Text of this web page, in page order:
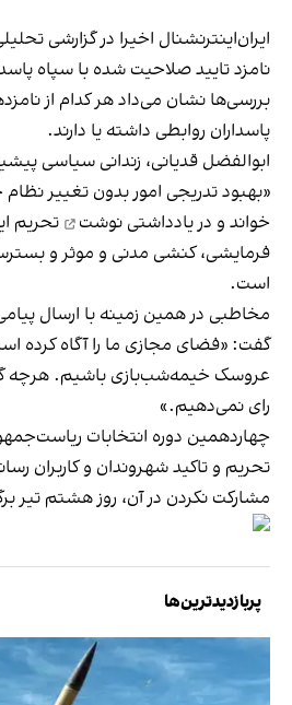
ایران‌اینترنشنال اخیرا در گزارشی
نامزد تایید صلاحیت شده با سپاه
بررسی‌ها نشان می‌داد هر کدام از
پاسداران روابطی داشته یا دارند.
ابوالفضل قدیانی، زندانی سیاسی
«بهبود تدریجی امور بدون تغییر نظام
خواند و در یادداشتی نوشت
تحریم
فرمایشی، کنشی مدنی و موثر و
است.
مخاطبی در همین زمینه با ارسال پیامی
گفت: «فضای مجازی ما را آگاه کرده
عروسک خیمه‌شب‌بازی باشیم. هرچه
رای نمی‌دهیم.»
چهاردهمین دوره انتخابات
تحریم و تاکید شهروندان و کاربران
مشارکت نکردن در آن، روز هشتم تیر
پربازدیدترین‌ها